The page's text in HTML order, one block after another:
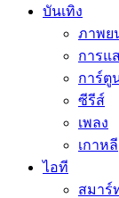
บันเทิง
ภาพย
การแ
การ์ตู
ซีรีส์
เพลง
เกาหลี
ไอที
สมาร์